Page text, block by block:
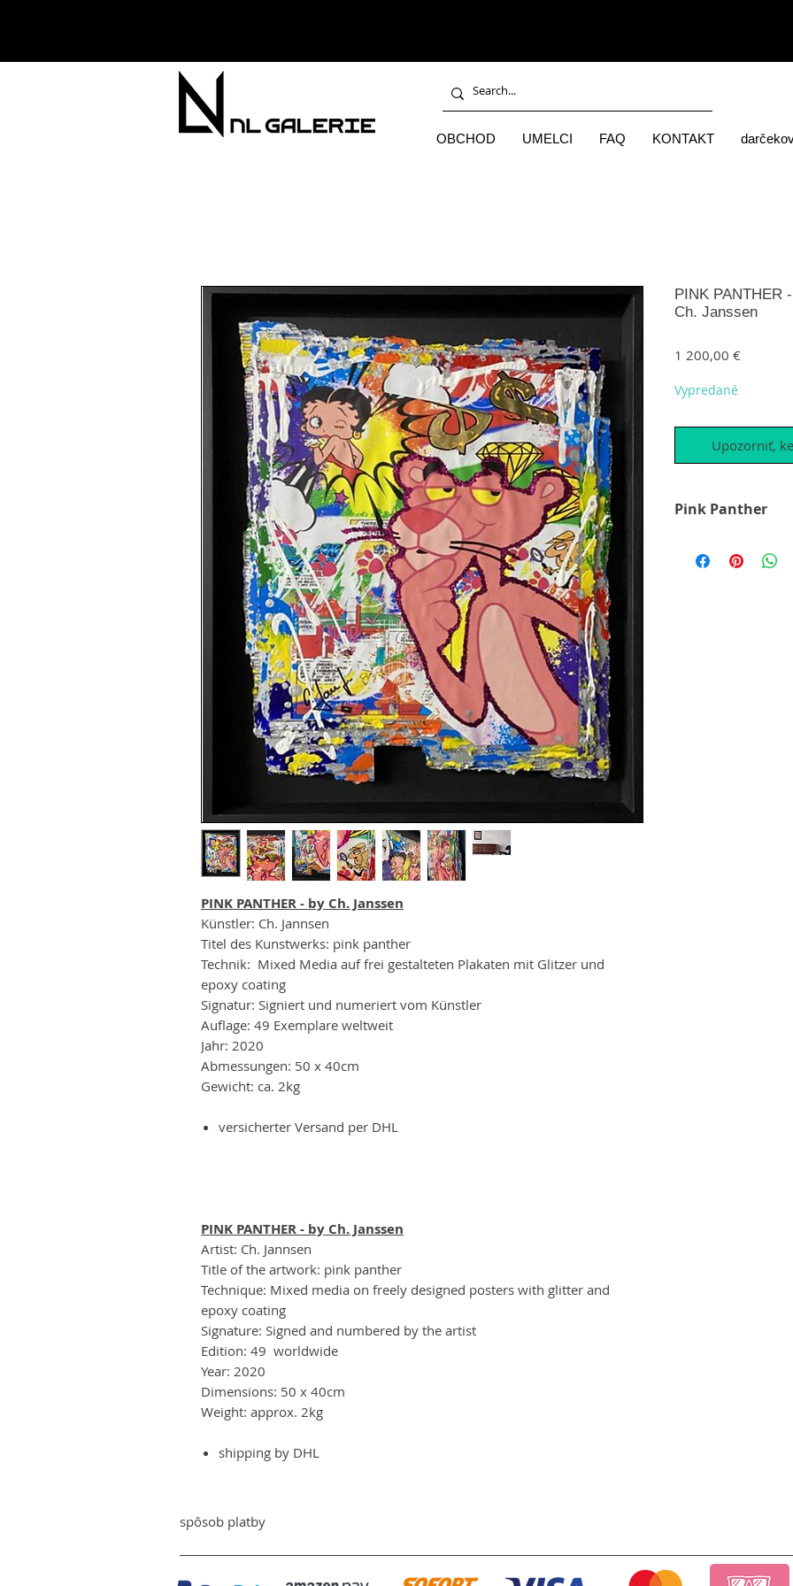
OBCHOD UMELCI FAQ KONTAKT
PINK PANTHER - by Ch. Janssen
Künstler: Ch. Jannsen
Titel des Kunstwerks: pink panther
Technik: Mixed Media auf frei gestalteten Plakaten mit Glitzer und
epoxy coating
Signatur: Signiert und numeriert vom Künstler
Auflage: 49 Exemplare weltweit
Jahr: 2020
Abmessungen: 50 x 40cm
Gewicht: ca. 2kg
versicherter Versand per DHL
PINK PANTHER - by Ch. Janssen
Artist: Ch. Jannsen
Title of the artwork: pink panther
Technique: Mixed media on freely designed posters with glitter and
epoxy coating
Signature: Signed and numbered by the artist
Edition: 49 worldwide
Year: 2020
Dimensions: 50 x 40cm
Weight: approx. 2kg
shipping by DHL
PINK PANTHER
Ch. Janssen
1 200,00 €Price
Vypredané
Upozorniť,
Pink Panther
durch die vielen
spôsob platby